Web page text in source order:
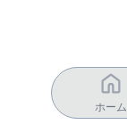
ホーム